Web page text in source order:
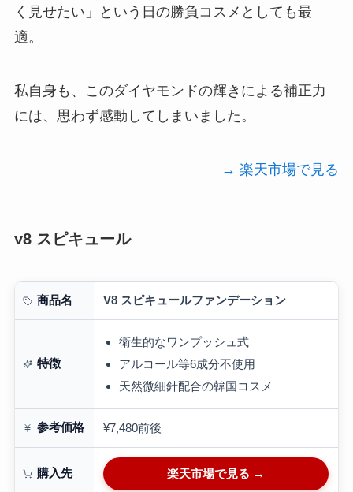
く見せたい」という日の勝負コスメとしても最
適。
私自身も、このダイヤモンドの輝きによる補正力
には、思わず感動してしまいました。
→ 楽天市場で見る
v8 スピキュール
商品名 V8 スピキュールファンデーション
特徴
衛生的なワンプッシュ式
アルコール等6成分不使用
天然微細針配合の韓国コスメ
参考価格 ¥7,480前後
購入先 楽天市場で見る →